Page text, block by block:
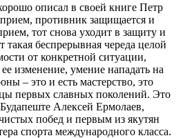
описал в своей книге Петр
противник защищается и
тот снова уходит в защиту и
беспрерывная череда целой
от конкретной ситуации,
изменение, умение нападать на
– это и есть мастерство, это
первых славных поколений. Это
Алексей Ермолаев,
побед и первым из якутян
спорта международного класса.